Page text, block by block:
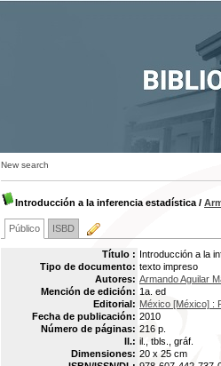
New search
Introducción a la inferencia estadística /
Público ISBD
Título : Introducción a la
Tipo de documento: texto impreso
Autores: Armando Aguilar
Mención de edición: 1a. ed
Editorial: México [México] :
Fecha de publicación: 2010
Número de páginas: 216 p.
Il.: il., tbls., gráf.
Dimensiones: 20 x 25 cm